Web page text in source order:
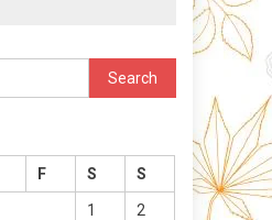
Search
F S S
1 2